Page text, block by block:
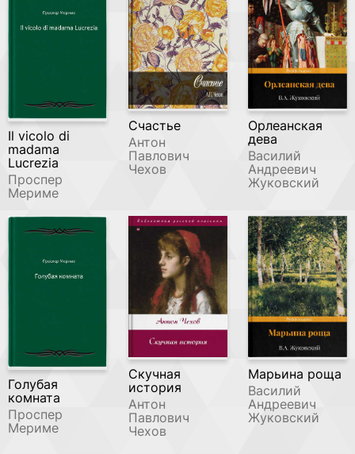
Il vicolo di
madama
Lucrezia
Проспер
Мериме
Счастье
Антон
Павлович
Чехов
Орлеанская
дева
Василий
Андреевич
Жуковский
Голубая
комната
Проспер
Мериме
Скучная
история
Антон
Павлович
Чехов
Марьина роща
Василий
Андреевич
Жуковский